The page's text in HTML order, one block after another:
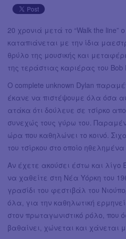
20 χρονιά μετά το “Walk the line”
καταπιάνεται με την ίδια
θρύλο της μουσικής και
της τεράστιας καριέρας του Bob
Ο complete unknown Dylan
έκανε να πιστέψουμε όλα όσα
ατάκα ότι δούλευε σε τσίρκο
συνεχώς τους γύρω του.
ώρα που καθηλώνει το κοινό.
του τσίρκου στο οποίο ηθελημένα
Αν έχετε ακούσει έστω και λίγο
να χαθείτε στη Νέα Υόρκη του
γρασίδι του φεστιβάλ του
όλα, για την καθηλωτική
στον πρωταγωνιστικό ρόλο, που
βαθαίνει, χώνεται και χάνεται